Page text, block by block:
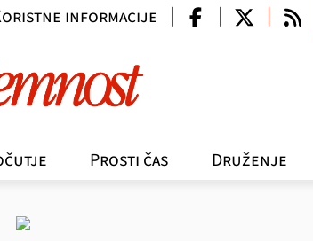
Prosti čas Druženje
informacije